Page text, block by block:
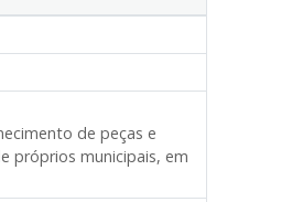
de peças e
próprios municipais, em